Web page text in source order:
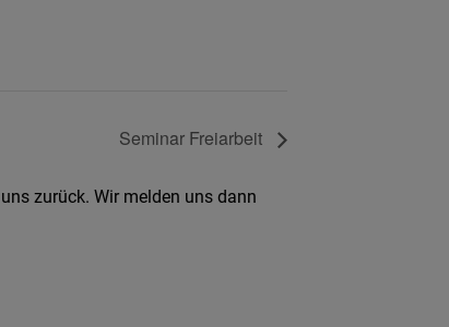
Seminar Freiarbeit
zurück. Wir melden uns dann